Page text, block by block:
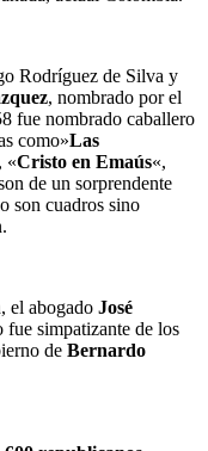
Rodríguez de Silva y
, nombrado por el
fue nombrado caballero
como»Las
«Cristo en Emaús«,
de un sorprendente
son cuadros sino
el abogado José
fue simpatizante de los
de Bernardo